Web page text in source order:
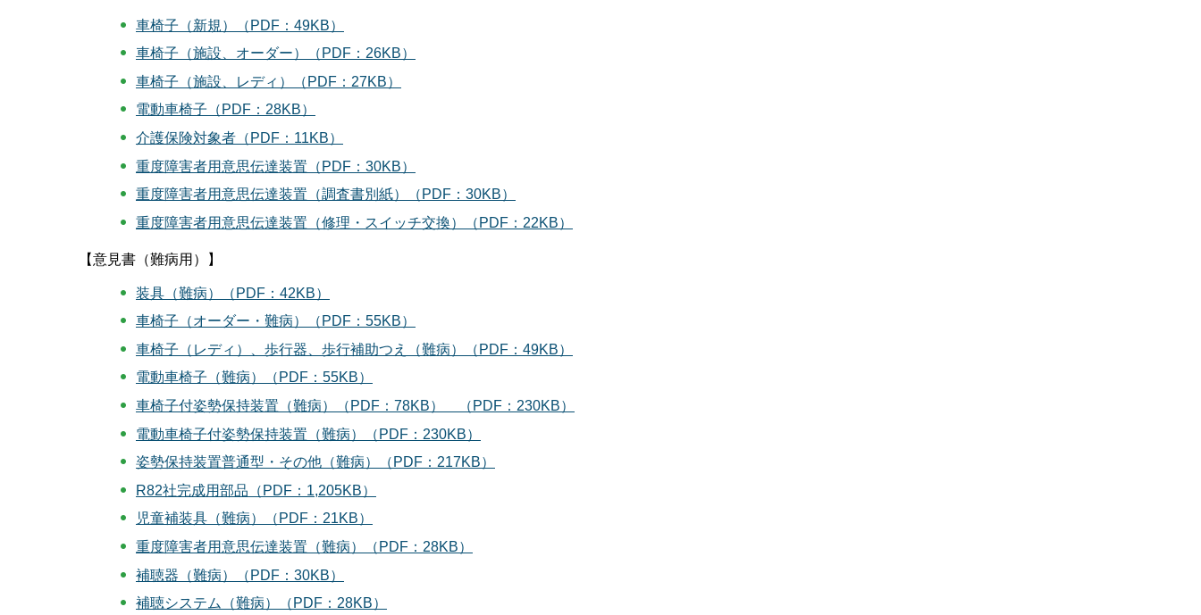
車椅子（新規）（PDF：49KB）
車椅子（施設、オーダー）（PDF：26KB）
車椅子（施設、レディ）（PDF：27KB）
電動車椅子（PDF：28KB）
介護保険対象者（PDF：11KB）
重度障害者用意思伝達装置（PDF：30KB）
重度障害者用意思伝達装置（調査書別紙）（PDF：30KB）
重度障害者用意思伝達装置（修理・スイッチ交換）（PDF：22KB）
【意見書（難病用）】
装具（難病）（PDF：42KB）
車椅子（オーダー・難病）（PDF：55KB）
車椅子（レディ）、歩行器、歩行補助つえ（難病）（PDF：49KB）
電動車椅子（難病）（PDF：55KB）
車椅子付姿勢保持装置（難病）（PDF：78KB） （PDF：230KB）
電動車椅子付姿勢保持装置（難病）（PDF：230KB）
姿勢保持装置普通型・その他（難病）（PDF：217KB）
R82社完成用部品（PDF：1,205KB）
児童補装具（難病）（PDF：21KB）
重度障害者用意思伝達装置（難病）（PDF：28KB）
補聴器（難病）（PDF：30KB）
補聴システム（難病）（PDF：28KB）